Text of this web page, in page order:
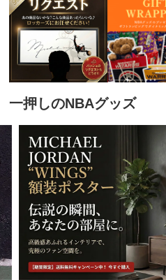
一押しのNBAグッズ